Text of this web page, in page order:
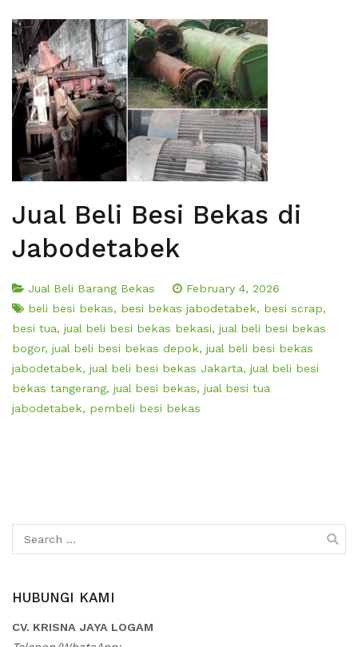
Jual Beli Besi Bekas di
Jabodetabek
Jual Beli Barang Bekas
February 4, 2026
beli besi bekas, besi bekas jabodetabek, besi scrap,
besi tua, jual beli besi bekas bekasi, jual beli besi bekas
bogor, jual beli besi bekas depok, jual beli besi bekas
jabodetabek, jual beli besi bekas Jakarta, jual beli besi
bekas tangerang, jual besi bekas, jual besi tua
jabodetabek, pembeli besi bekas
for:
HUBUNGI KAMI
CV. KRISNA JAYA LOGAM